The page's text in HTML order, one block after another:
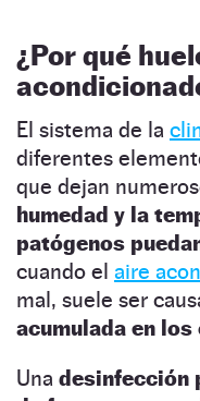
¿Por qué
El sistema de la
diferentes
que dejan
humedad y la
patógenos
cuando el aire
mal, suele ser
acumulada en
Una desinfección